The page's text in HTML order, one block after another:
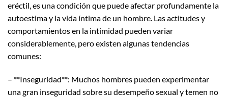
eréctil, es una condición que puede afectar profundamente la
autoestima y la vida íntima de un hombre. Las actitudes y
comportamientos en la intimidad pueden variar
considerablemente, pero existen algunas tendencias
comunes:
– **Inseguridad**: Muchos hombres pueden experimentar
una gran inseguridad sobre su desempeño sexual y temen no